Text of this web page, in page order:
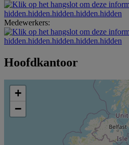
hidden.hidden.hidden.hidden.hidden
Medewerkers:
hidden.hidden.hidden.hidden.hidden
Hoofdkantoor
+
−